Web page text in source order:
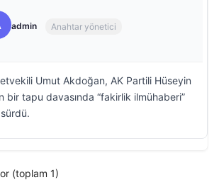
admin Anahtar yönetici
Umut Akdoğan, AK Partili Hüseyin
bir tapu davasında “fakirlik ilmühaberi”
sürdü.
(toplam 1)